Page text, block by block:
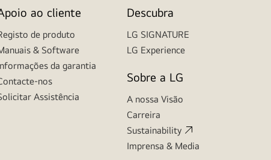
ao cliente
de produto
& Software
da garantia
nos
Assistência
Descubra
LG SIGNATURE
LG Experience
Sobre a LG
A nossa Visão
Carreira
Sustainability
Imprensa & Media